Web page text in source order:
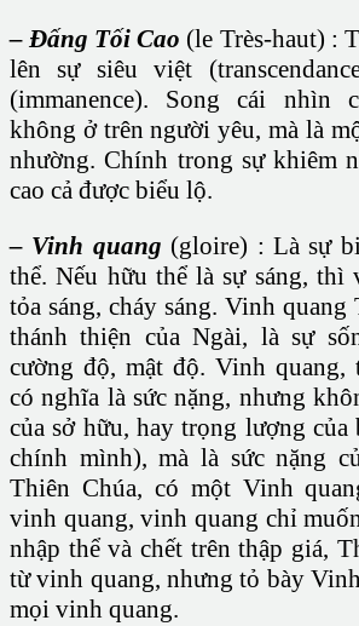
– Đấng Tối Cao (le Très-haut) :
lên sự siêu việt
(immanence). Song cái nhìn
không ở trên người yêu, mà là
nhường. Chính trong sự khiêm
cao cả được biểu lộ.
– Vinh quang (gloire) : Là sự
thể. Nếu hữu thể là sự sáng, thì
tỏa sáng, cháy sáng. Vinh quang
thánh thiện của Ngài, là sự
cường độ, mật độ. Vinh quang,
có nghĩa là sức nặng, nhưng
của sở hữu, hay trọng lượng của
chính mình), mà là sức nặng
Thiên Chúa, có một Vinh
vinh quang, vinh quang chỉ
nhập thể và chết trên thập giá,
từ vinh quang, nhưng tỏ bày
mọi vinh quang.